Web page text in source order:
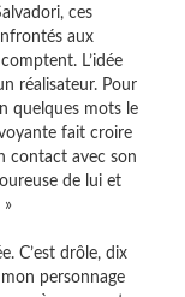
ces
aux
L’idée
réalisateur. Pour
quelques mots le
fait croire
contact avec son
de lui et
»
C’est drôle, dix
personnage